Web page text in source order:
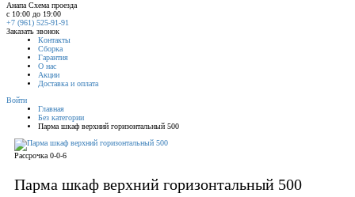
Анапа Схема проезда
с 10:00 до 19:00
+7 (961) 525-91-91
Заказать звонок
Контакты
Сборка
Гарантия
О нас
Акции
Доставка и оплата
Войти
Главная
Без категории
Парма шкаф верхний горизонтальный 500
Рассрочка 0-0-6
Парма шкаф верхний горизонтальный 500